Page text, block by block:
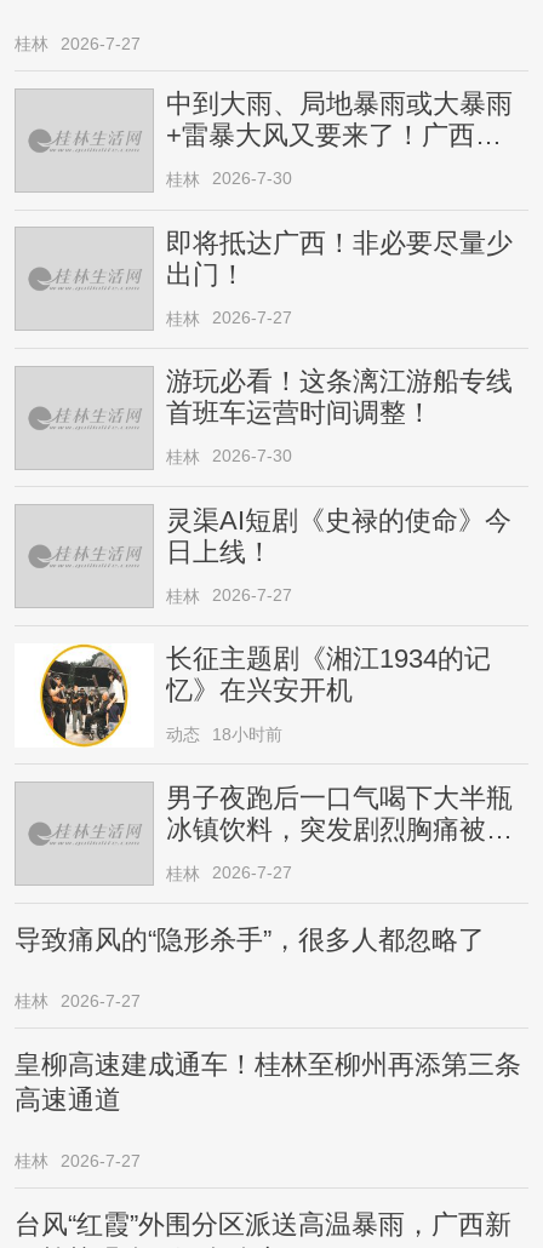
桂林 2026-7-27
中到大雨、局地暴雨或大暴雨
+雷暴大风又要来了！广西人
请注意
桂林 2026-7-30
即将抵达广西！非必要尽量少
出门！
桂林 2026-7-27
游玩必看！这条漓江游船专线
首班车运营时间调整！
桂林 2026-7-30
灵渠AI短剧《史禄的使命》今
日上线！
桂林 2026-7-27
长征主题剧《湘江1934的记
忆》在兴安开机
动态 18小时前
男子夜跑后一口气喝下大半瓶
冰镇饮料，突发剧烈胸痛被送
医！医生提醒→
桂林 2026-7-27
导致痛风的“隐形杀手”，很多人都忽略了
桂林 2026-7-27
皇柳高速建成通车！桂林至柳州再添第三条
高速通道
桂林 2026-7-27
台风“红霞”外围分区派送高温暴雨，广西新